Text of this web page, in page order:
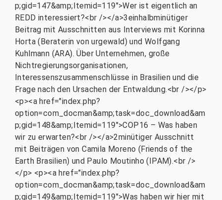
p;gid=147&amp;Itemid=119">Wer ist eigentlich an
REDD interessiert?<br /></a>3einhalbminütiger
Beitrag mit Ausschnitten aus Interviews mit Korinna
Horta (Beraterin von urgewald) und Wolfgang
Kuhlmann (ARA). Über Unternehmen, große
Nichtregierungsorganisationen,
Interessenszusammenschlüsse in Brasilien und die
Frage nach den Ursachen der Entwaldung.<br /></p>
<p><a href="index.php?
option=com_docman&amp;task=doc_download&am
p;gid=148&amp;Itemid=119">COP16 – Was haben
wir zu erwarten?<br /></a>2minütiger Ausschnitt
mit Beiträgen von Camila Moreno (Friends of the
Earth Brasilien) und Paulo Moutinho (IPAM).<br />
</p> <p><a href="index.php?
option=com_docman&amp;task=doc_download&am
p;gid=149&amp;Itemid=119">Was haben wir hier mit